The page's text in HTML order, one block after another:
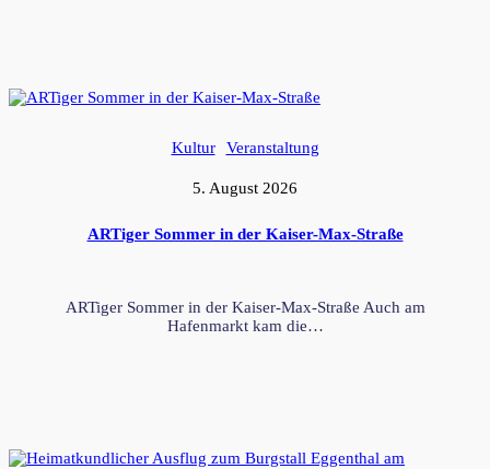
Kultur Veranstaltung
5. August 2026
ARTiger Sommer in der Kaiser-Max-Straße
ARTiger Sommer in der Kaiser-Max-Straße Auch am
Hafenmarkt kam die…